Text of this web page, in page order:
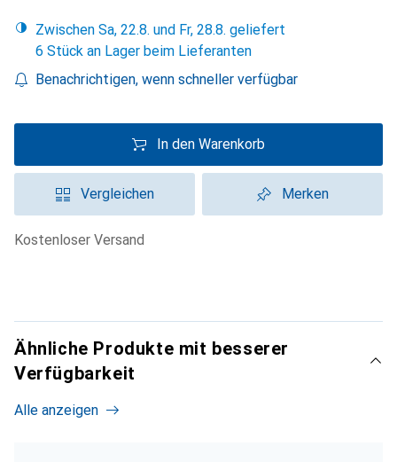
Zwischen Sa, 22.8. und Fr, 28.8. geliefert
6 Stück an Lager beim Lieferanten
Benachrichtigen, wenn schneller verfügbar
In den Warenkorb
Vergleichen Merken
kostenloser Versand
Ähnliche Produkte mit besserer
Verfügbarkeit
Alle anzeigen